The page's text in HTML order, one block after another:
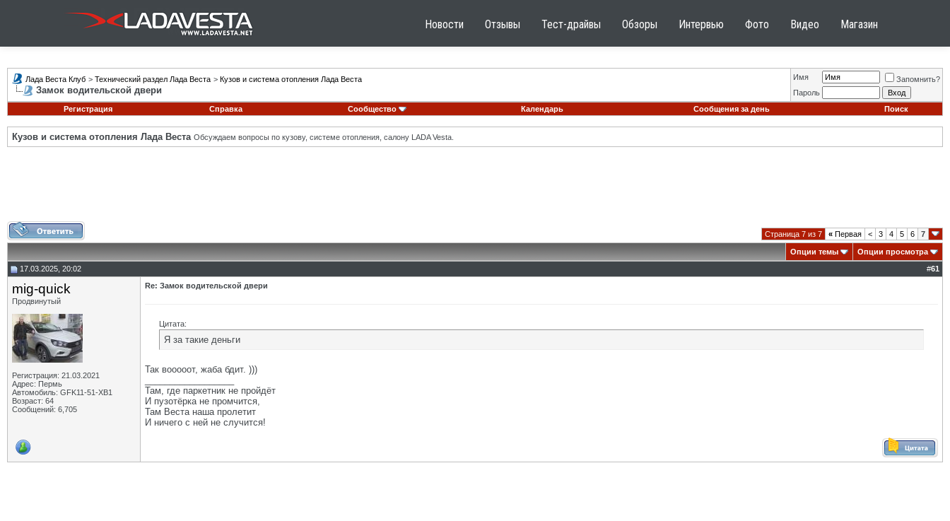
Новости Отзывы Тест-драйвы Обзоры Интервью Фото Видео Магазин
Лада Веста Клуб > Технический раздел Лада Веста > Кузов и система отопления Лада Веста
Замок водительской двери
Имя
Запомнить?
Пароль
Регистрация
Справка Сообщество Календарь Сообщения за день Поиск
Кузов и система отопления Лада Веста Обсуждаем вопросы по кузову, системе отопления, салону LADA Vesta.
Страница 7 из 7 « Первая < 3 4 5 6 7
Опции темы
Опции просмотра
17.03.2025, 20:02
#61
mig-quick
Продвинутый
Регистрация: 21.03.2021
Адрес: Пермь
Автомобиль: GFK11-51-ХВ1
Возраст: 64
Сообщений: 6,705
Re: Замок водительской двери
Цитата:
Я за такие деньги
Так вооооот, жаба бдит. )))
Там, где паркетник не пройдёт
И пузотёрка не промчится,
Там Веста наша пролетит
И ничего с ней не случится!